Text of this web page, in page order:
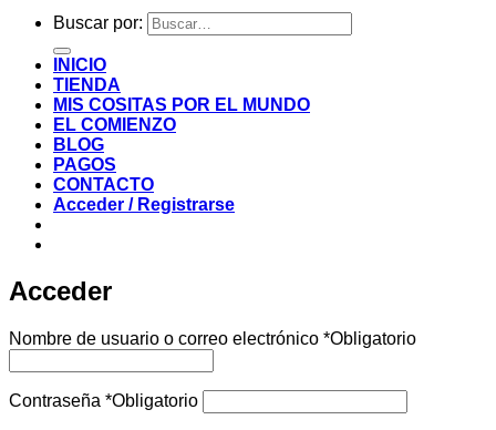
Buscar por:
INICIO
TIENDA
MIS COSITAS POR EL MUNDO
EL COMIENZO
BLOG
PAGOS
CONTACTO
Acceder / Registrarse
Acceder
Nombre de usuario o correo electrónico *Obligatorio
Contraseña *Obligatorio